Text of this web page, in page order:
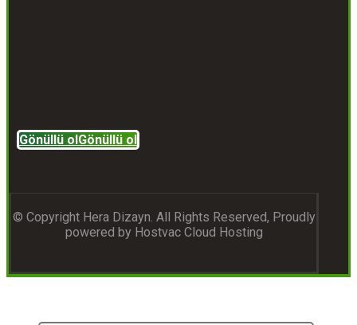
Gönüllü olGönüllü ol
© Copyright Hera Dizayn. All Rights Reserved, Proudly
powered by Hostvac Cloud Hosting